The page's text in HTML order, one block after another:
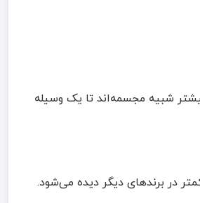
شبیه مجسمه‌اند تا یک وسیله
در برندهای دیگر دیده می‌شود.